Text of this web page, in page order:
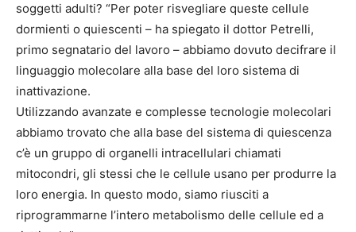
soggetti adulti? “Per poter risvegliare queste cellule
dormienti o quiescenti – ha spiegato il dottor Petrelli,
primo segnatario del lavoro – abbiamo dovuto decifrare il
linguaggio molecolare alla base del loro sistema di
inattivazione.
Utilizzando avanzate e complesse tecnologie molecolari
abbiamo trovato che alla base del sistema di quiescenza
c’è un gruppo di organelli intracellulari chiamati
mitocondri, gli stessi che le cellule usano per produrre la
loro energia. In questo modo, siamo riusciti a
riprogrammarne l’intero metabolismo delle cellule ed a